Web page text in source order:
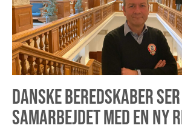
DANSKE BEREDSKABER
SAMARBEJDET MED EN NY